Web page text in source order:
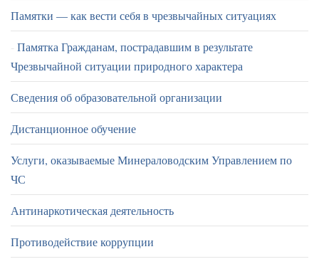
Памятки — как вести себя в чрезвычайных ситуациях
Памятка Гражданам, пострадавшим в результате
Чрезвычайной ситуации природного характера
Сведения об образовательной организации
Дистанционное обучение
Услуги, оказываемые Минераловодским Управлением по
ЧС
Антинаркотическая деятельность
Противодействие коррупции